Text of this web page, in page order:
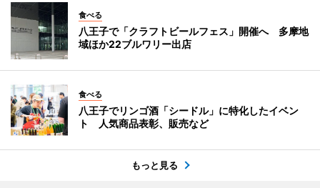
食べる
八王子で「クラフトビールフェス」開催へ 多摩地
域ほか22ブルワリー出店
食べる
八王子でリンゴ酒「シードル」に特化したイベン
ト 人気商品表彰、販売など
もっと見る